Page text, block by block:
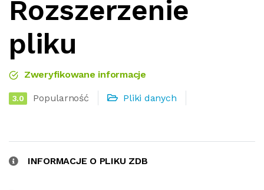
Rozszerzenie
pliku
Zweryfikowane informacje
3.0 Popularność Pliki danych
INFORMACJE O PLIKU ZDB